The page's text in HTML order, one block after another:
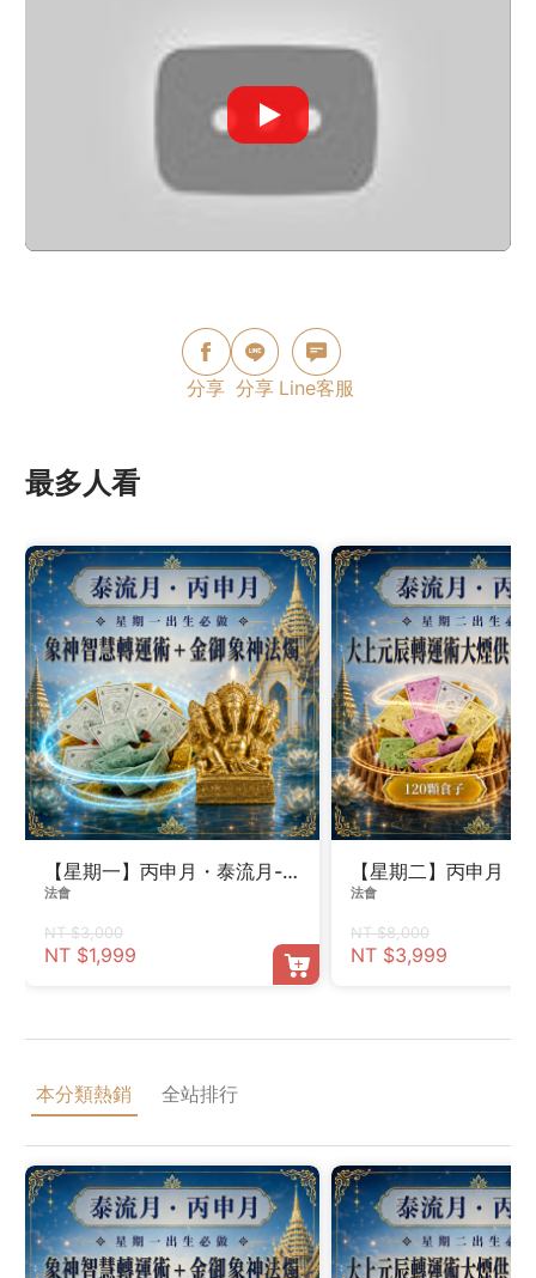
分享 分享 Line客服
最多人看
【星期一】丙申月・泰流月-象神智慧轉運術＋金御象神法
法會
NT $3,000
NT $1,999
【星期二】丙申月
法會
NT $8,000
NT $3,999
本分類熱銷 全站排行